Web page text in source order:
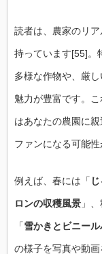
読者は、農家のリ
持っています[55]。
多様な作物や、厳
魅力が豊富です。
はあなたの農園に
ファンになる可能性
例えば、春には「
ロンの収穫風景 」
「雪かきとビニー
の様子を写真や動